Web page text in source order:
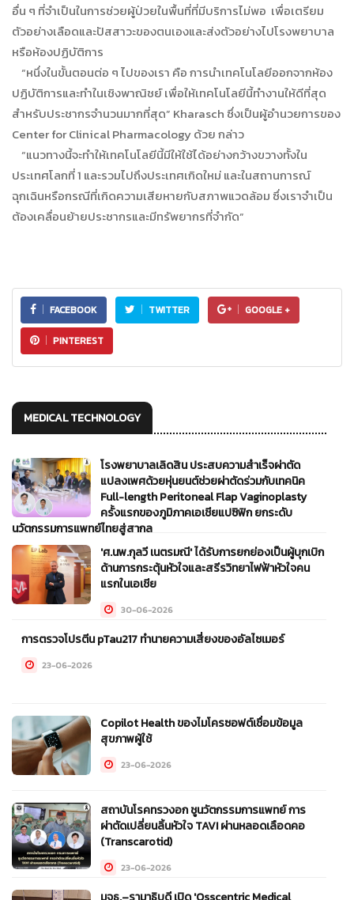
อื่น ๆ ที่จำเป็นในการช่วยผู้ป่วยในพื้นที่ที่มีบริการไม่พอ เพื่อเตรียม
ตัวอย่างเลือดและปัสสาวะของตนเองและส่งตัวอย่างไปโรงพยาบาล
หรือห้องปฏิบัติการ
“หนึ่งในขั้นตอนต่อ ๆ ไปของเรา คือ การนำเทคโนโลยีออกจากห้อง
ปฏิบัติการและทำในเชิงพาณิชย์ เพื่อให้เทคโนโลยีนี้ทำงานให้ดีที่สุด
สำหรับประชากรจำนวนมากที่สุด” Kharasch ซึ่งเป็นผู้อำนวยการของ
Center for Clinical Pharmacology ด้วย กล่าว
“แนวทางนี้จะทำให้เทคโนโลยีนี้มีให้ใช้ได้อย่างกว้างขวางทั้งใน
ประเทศโลกที่ 1 และรวมไปถึงประเทศเกิดใหม่ และในสถานการณ์
ฉุกเฉินหรือกรณีที่เกิดความเสียหายกับสภาพแวดล้อม ซึ่งเราจำเป็น
ต้องเคลื่อนย้ายประชากรและมีทรัพยากรที่จำกัด”
FACEBOOK TWITTER GOOGLE +
PINTEREST
MEDICAL TECHNOLOGY
โรงพยาบาลเลิดสิน ประสบความสำเร็จผ่าตัด
แปลงเพศด้วยหุ่นยนต์ช่วยผ่าตัดร่วมกับเทคนิค
Full-length Peritoneal Flap Vaginoplasty
ครั้งแรกของภูมิภาคเอเชียแปซิฟิก ยกระดับ
นวัตกรรมการแพทย์ไทยสู่สากล
08-07-2026
'ศ.นพ.กุลวี เนตรมณี' ได้รับการยกย่องเป็นผู้บุกเบิก
ด้านการกระตุ้นหัวใจและสรีรวิทยาไฟฟ้าหัวใจคน
แรกในเอเชีย
30-06-2026
การตรวจโปรตีน pTau217 ทำนายความเสี่ยงของอัลไซเมอร์
23-06-2026
Copilot Health ของไมโครซอฟต์เชื่อมข้อมูล
สุขภาพผู้ใช้
23-06-2026
สถาบันโรคทรวงอก ชูนวัตกรรมการแพทย์ การ
ผ่าตัดเปลี่ยนลิ้นหัวใจ TAVI ผ่านหลอดเลือดคอ
(Transcarotid)
23-06-2026